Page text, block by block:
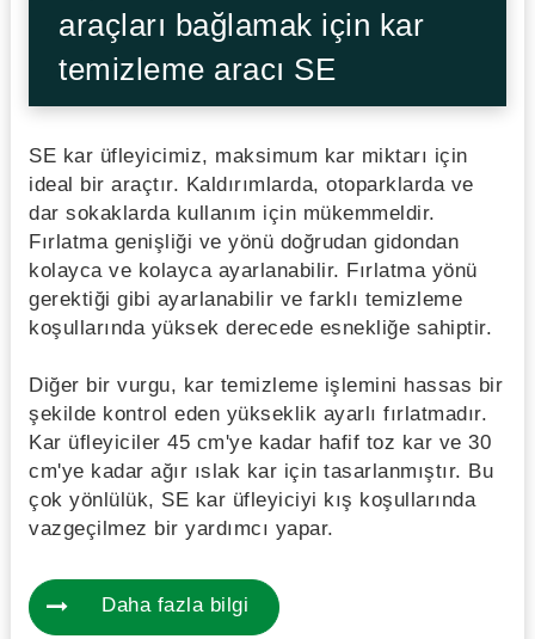
araçları bağlamak için kar
temizleme aracı SE
SE kar üfleyicimiz, maksimum kar miktarı için
ideal bir araçtır. Kaldırımlarda, otoparklarda ve
dar sokaklarda kullanım için mükemmeldir.
Fırlatma genişliği ve yönü doğrudan gidondan
kolayca ve kolayca ayarlanabilir. Fırlatma yönü
gerektiği gibi ayarlanabilir ve farklı temizleme
koşullarında yüksek derecede esnekliğe sahiptir.
Diğer bir vurgu, kar temizleme işlemini hassas bir
şekilde kontrol eden yükseklik ayarlı fırlatmadır.
Kar üfleyiciler 45 cm'ye kadar hafif toz kar ve 30
cm'ye kadar ağır ıslak kar için tasarlanmıştır. Bu
çok yönlülük, SE kar üfleyiciyi kış koşullarında
vazgeçilmez bir yardımcı yapar.
Daha fazla bilgi